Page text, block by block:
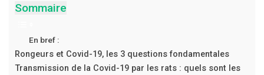
Sommaire
En bref :
Rongeurs et Covid-19, les 3 questions fondamentales
Transmission de la Covid-19 par les rats : quels sont les